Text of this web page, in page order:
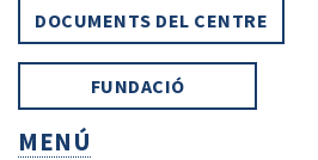
DOCUMENTS DEL CENTRE
FUNDACIÓ
MENÚ